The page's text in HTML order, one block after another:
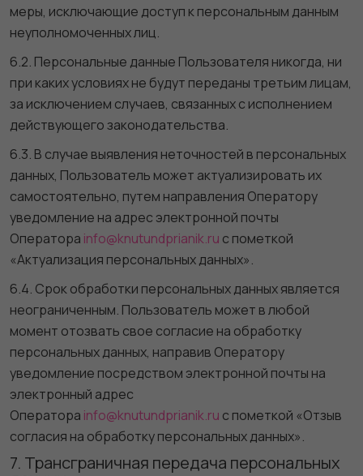
меры, исключающие доступ к персональным данным
неуполномоченных лиц.
6.2. Персональные данные Пользователя никогда, ни
при каких условиях не будут переданы третьим лицам,
за исключением случаев, связанных с исполнением
действующего законодательства.
6.3. В случае выявления неточностей в персональных
данных, Пользователь может актуализировать их
самостоятельно, путем направления Оператору
уведомление на адрес электронной почты
Оператора info@knutundprianik.ru с пометкой
«Актуализация персональных данных».
6.4. Срок обработки персональных данных является
неограниченным. Пользователь может в любой
момент отозвать свое согласие на обработку
персональных данных, направив Оператору
уведомление посредством электронной почты на
электронный адрес
Оператора info@knutundprianik.ru с пометкой «Отзыв
согласия на обработку персональных данных».
7. Трансграничная передача персональных